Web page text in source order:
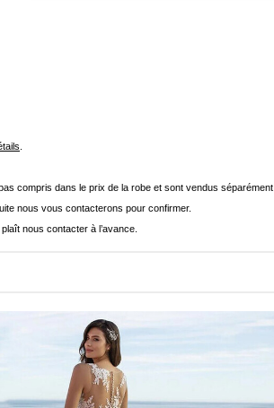
compris dans le prix de la robe et sont vendus séparément.
nous vous contacterons pour confirmer.
nous contacter à l’avance.